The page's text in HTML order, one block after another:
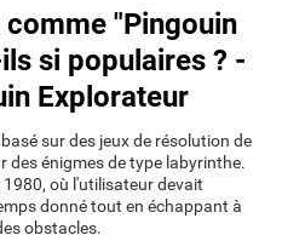
"Pingouin
si populaires ? -
Explorateur
sur des jeux de résolution de
des énigmes de type labyrinthe.
où l'utilisateur devait
donné tout en échappant à
obstacles.